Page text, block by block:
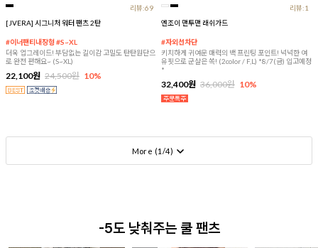
리뷰:69
[JVERA] 시그니처 워터 팬츠 2탄
#이너팬티내장형 #S~XL
더욱 업그레이드! 부담없는 길이감 고밀도 탄탄원단으
로 완전 편해요~ (S~XL)
22,100원 24,500원 10%
리뷰:1
엔조이 맨투맨 래쉬가드
#자외선차단
키치하게 귀여운 매력의 백 프린팅 포인트! 넉넉한 여
유핏으로 군살은 쏙! (2color / F,L) *8/7(금) 입고예정
*
32,400원 36,000원 10%
More (1 /4)
-5도 낮춰주는 쿨 팬츠